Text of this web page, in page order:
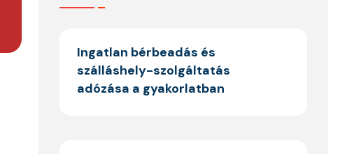
Ingatlan bérbeadás és
szálláshely-szolgáltatás
adózása a gyakorlatban